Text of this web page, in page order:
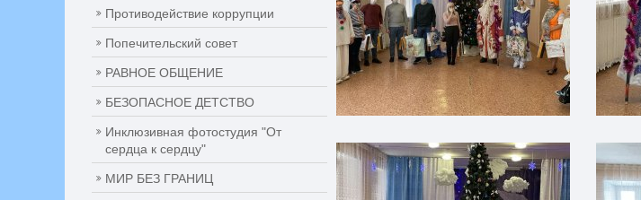
Противодействие коррупции
Попечительский совет
РАВНОЕ ОБЩЕНИЕ
БЕЗОПАСНОЕ ДЕТСТВО
Инклюзивная фотостудия "От
сердца к сердцу"
МИР БЕЗ ГРАНИЦ